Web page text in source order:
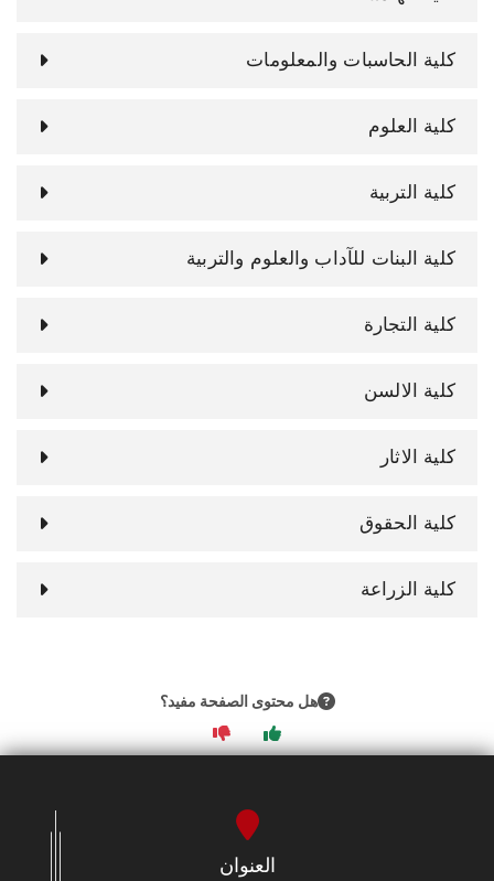
كلية الحاسبات والمعلومات
كلية العلوم
كلية التربية
كلية البنات للآداب والعلوم والتربية
كلية التجارة
كلية الالسن
كلية الاثار
كلية الحقوق
كلية الزراعة
هل محتوى الصفحة مفيد؟
العنوان